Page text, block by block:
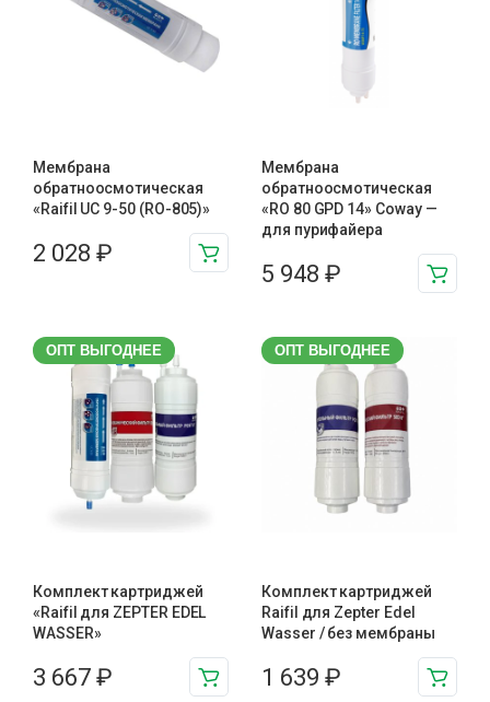
Мембрана
обратноосмотическая
«Raifil UC 9-50 (RO-805)»
2 028 ₽
Мембрана
обратноосмотическая
«RO 80 GPD 14» Coway —
для пурифайера
5 948 ₽
ОПТ ВЫГОДНЕЕ
Комплект картриджей
«Raifil для ZEPTER EDEL
WASSER»
3 667 ₽
ОПТ ВЫГОДНЕЕ
Комплект картриджей
Raifil для Zepter Edel
Wasser / без мембраны
1 639 ₽